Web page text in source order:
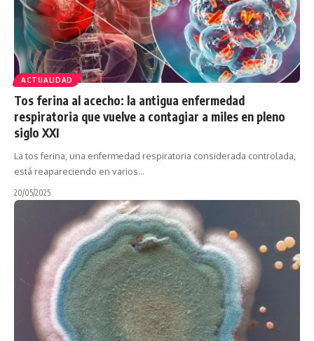
ACTUALIDAD
Tos ferina al acecho: la antigua enfermedad
respiratoria que vuelve a contagiar a miles en pleno
siglo XXI
La tos ferina, una enfermedad respiratoria considerada controlada,
está reapareciendo en varios…
20/05/2025